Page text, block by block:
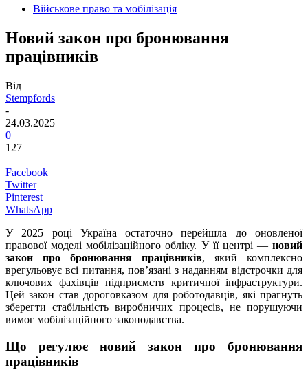
Військове право та мобілізація
Новий закон про бронювання
працівників
Від
Stempfords
-
24.03.2025
0
127
Facebook
Twitter
Pinterest
WhatsApp
У 2025 році Україна остаточно перейшла до оновленої
правової моделі мобілізаційного обліку. У її центрі — новий
закон про бронювання працівників, який комплексно
врегульовує всі питання, пов’язані з наданням відстрочки для
ключових фахівців підприємств критичної інфраструктури.
Цей закон став дороговказом для роботодавців, які прагнуть
зберегти стабільність виробничих процесів, не порушуючи
вимог мобілізаційного законодавства.
Що регулює новий закон про бронювання
працівників